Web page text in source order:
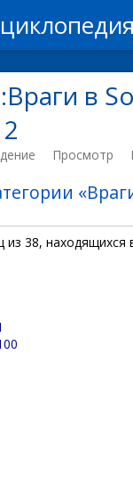
в
Просмотр
из 38, находящихся